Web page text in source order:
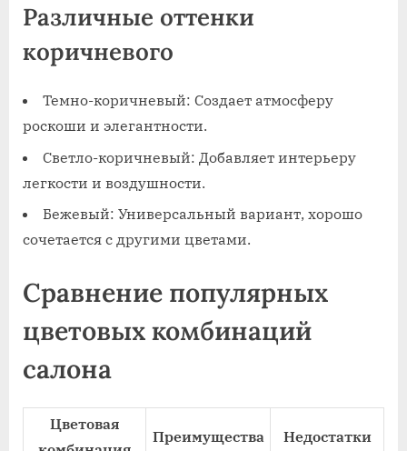
Различные оттенки
коричневого
Темно-коричневый: Создает атмосферу
роскоши и элегантности.
Светло-коричневый: Добавляет интерьеру
легкости и воздушности.
Бежевый: Универсальный вариант, хорошо
сочетается с другими цветами.
Сравнение популярных
цветовых комбинаций
салона
Цветовая
Преимущества Недостатки